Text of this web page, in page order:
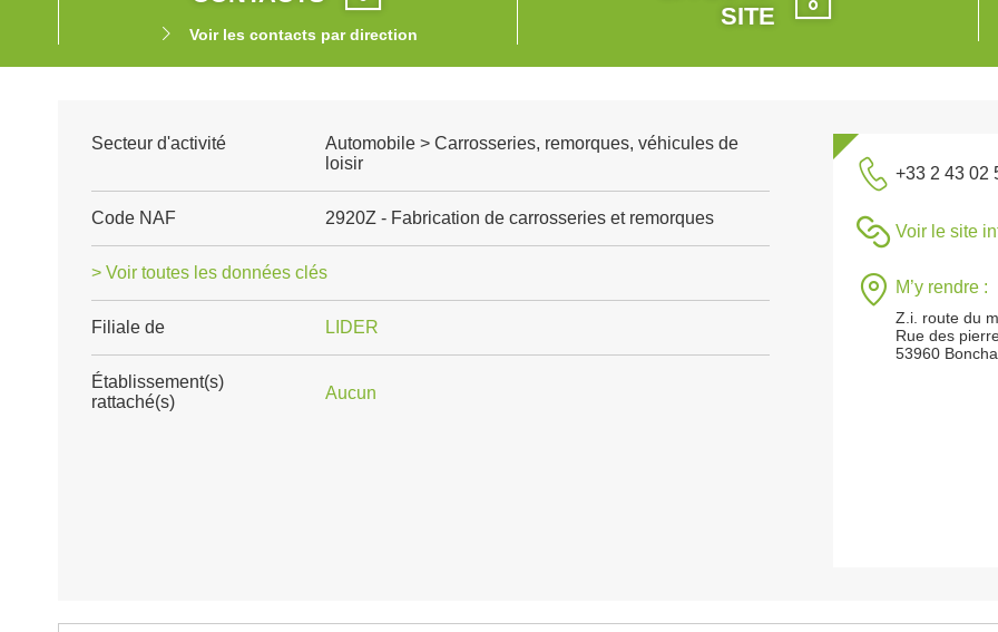
Voir les contacts par direction
SITE
Secteur d'activité
Automobile > Carrosseries, remorques, véhicules de
loisir
Code NAF 2920Z - Fabrication de carrosseries et remorques
> Voir toutes les données clés
Filiale de LIDER
Établissement(s)
rattaché(s)
Aucun
+33 2 43 02
Voir le site
M’y rendre :
Z.i. route du
Rue des
53960